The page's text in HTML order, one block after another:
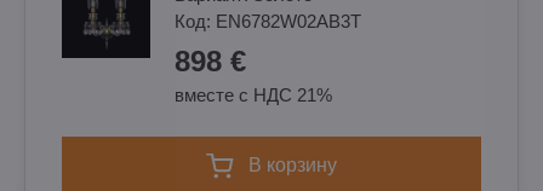
Код: EN6782W02AB3T
898 €
вместе с НДС 21%
в корзину